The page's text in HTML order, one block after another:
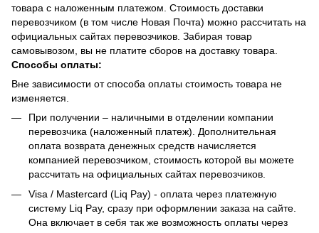
товара с наложенным платежом. Стоимость доставки
перевозчиком (в том числе Новая Почта) можно рассчитать на
официальных сайтах перевозчиков. Забирая товар
самовывозом, вы не платите сборов на доставку товара.
Способы оплаты:
Вне зависимости от способа оплаты стоимость товара не
изменяется.
При получении – наличными в отделении компании
перевозчика (наложенный платеж). Дополнительная
оплата возврата денежных средств начисляется
компанией перевозчиком, стоимость которой вы можете
рассчитать на официальных сайтах перевозчиков.
Visa / Mastercard (Liq Pay) - оплата через платежную
систему Liq Pay, сразу при оформлении заказа на сайте.
Она включает в себя так же возможность оплаты через